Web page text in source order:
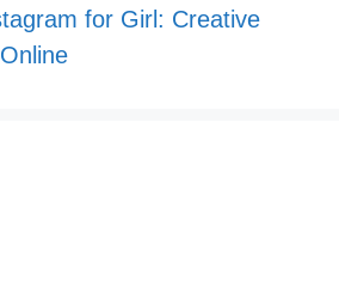
for Girl: Creative